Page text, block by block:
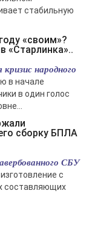
стабильную
«Старлинка»..
народного
в начале
в один голос
сборку БПЛА
СБУ
с
составляющих